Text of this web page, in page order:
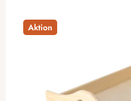
Aktion